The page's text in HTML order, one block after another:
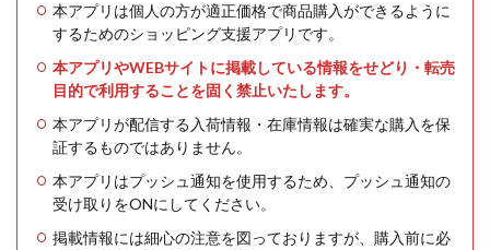
本アプリは個人の方が適正価格で商品購入ができるように
するためのショッピング支援アプリです。
本アプリやWEBサイトに掲載している情報をせどり・転売
目的で利用することを固く禁止いたします。
本アプリが配信する入荷情報・在庫情報は確実な購入を保
証するものではありません。
本アプリはプッシュ通知を使用するため、プッシュ通知の
受け取りをONにしてください。
掲載情報には細心の注意を図っておりますが、購入前に必